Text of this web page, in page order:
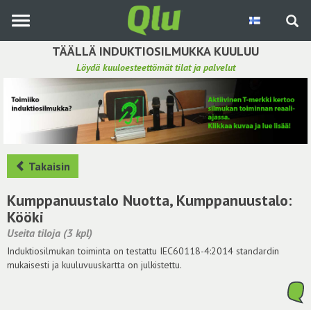
pääsisältöön
TÄÄLLÄ INDUKTIOSILMUKKA KUULUU
Löydä kuuloesteettömät tilat ja palvelut
Etsi induktiosilmukka
Tee ehdotus ja vaikuta kuulemiskokemukseen
Hae ehdotuksia
Käyttöohje
Yhteydenottopyyntö
Kirjaudu sisään
Takaisin
Kumppanuustalo Nuotta, Kumppanuustalo:
Kööki
Useita tiloja (3 kpl)
Induktiosilmukan toiminta on testattu IEC60118-4:2014 standardin
mukaisesti ja kuuluvuuskartta on julkistettu.